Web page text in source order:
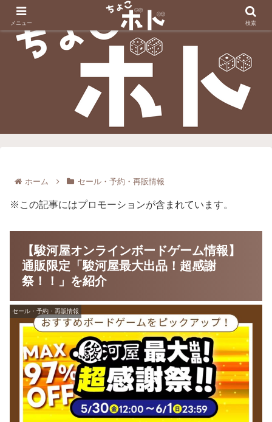
ホーム セール・予約・再販情報
※この記事にはプロモーションが含まれています。
【駿河屋オンラインボードゲーム情報】
通販限定「駿河屋最大出品！超感謝
祭！！」を紹介
セール・予約・再販情報
メニュー 検索